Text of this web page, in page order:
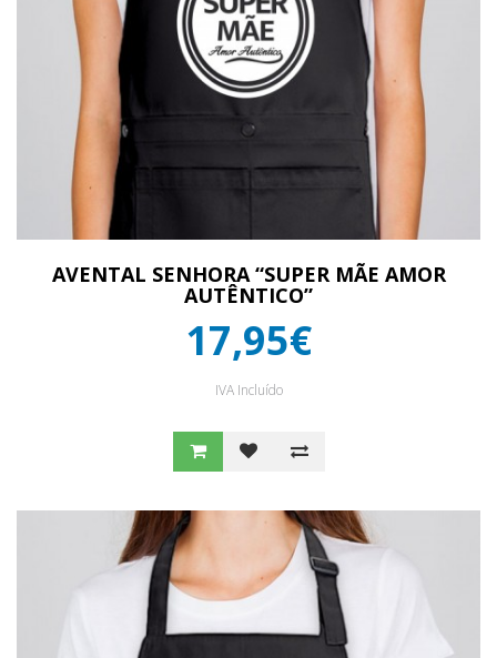
AVENTAL SENHORA “SUPER MÃE AMOR
AUTÊNTICO”
17,95€
IVA Incluído